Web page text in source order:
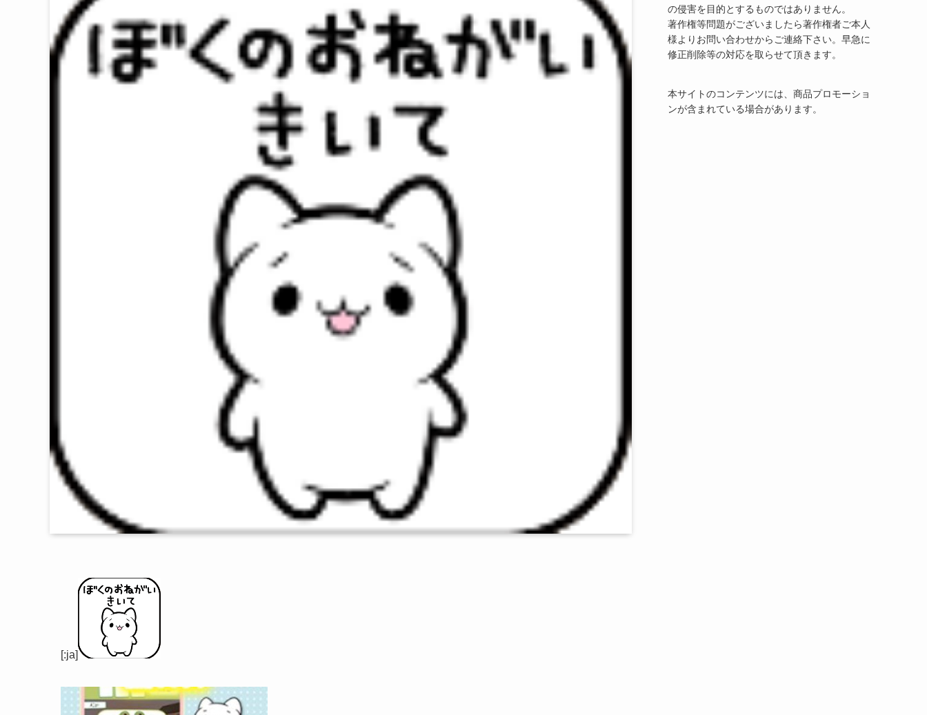
[:ja]
の侵害を目的とするものではありません。
著作権等問題がございましたら著作権者ご本人
様よりお問い合わせからご連絡下さい。早急に
修正削除等の対応を取らせて頂きます。
本サイトのコンテンツには、商品プロモーショ
ンが含まれている場合があります。